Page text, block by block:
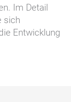
Im Detail
sich
Entwicklung